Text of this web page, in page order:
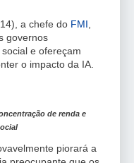
a chefe do FMI
governos
e ofereçam
o impacto da IA.
de renda e
piorará a